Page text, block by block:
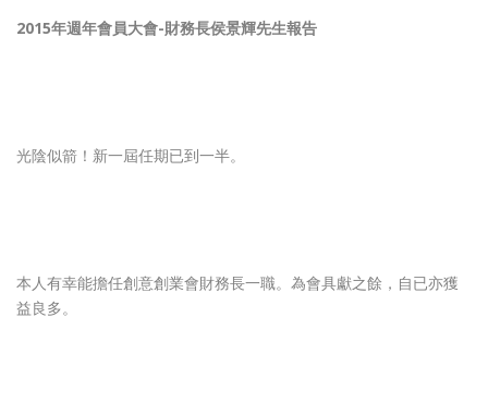
2015年週年會員大會-財務長侯景輝先生報告
光陰似箭！新一屆任期已到一半。
本人有幸能擔任創意創業會財務長一職。為會具獻之餘，自已亦獲
益良多。